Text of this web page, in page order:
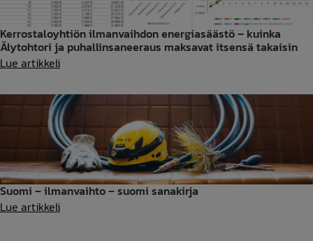
Kerrostaloyhtiön ilmanvaihdon energiasäästö – kuinka
Älytohtori ja puhallinsaneeraus maksavat itsensä takaisin
Lue artikkeliKerrostaloyhtiön
energiasäästö
–
kuinka
Älytohtori
ja
puhallinsaneeraus
maksavat
Suomi – ilmanvaihto – suomi sanakirja
Lue artikkeliSuomi